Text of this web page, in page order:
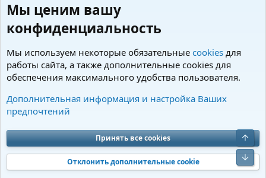
Пользователи
Cookies Charm by DCom
Обратная связь
Условия и правила
Политика конфиденциальности
Помощь
S
S
Community platform by XenForo® © 2010-2026 XenForo Ltd. Перевод от
Jumuro®|Media embeds via s9e/MediaSites
Мы ценим вашу
конфиденциальность
Мы используем некоторые обязательные cookies для
работы сайта, а также дополнительные cookies для
обеспечения максимального удобства пользователя.
Дополнительная информация и настройка Ваших
предпочтений
Принять все cookies
Отклонить дополнительные cookie
Верх
Низ